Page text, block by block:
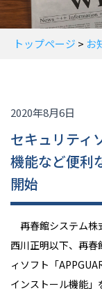
トップページ > お
2020年8月6日
セキュリティ
機能など便利
開始
再春館システム株
西川正明以下、再
ィソフト「
インストール機能